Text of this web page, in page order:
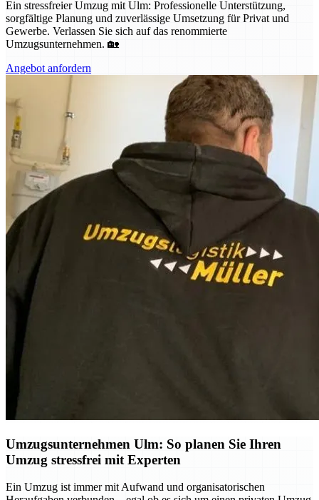
Ein stressfreier Umzug mit Ulm: Professionelle Unterstützung,
sorgfältige Planung und zuverlässige Umsetzung für Privat und
Gewerbe. Verlassen Sie sich auf das renommierte
Umzugsunternehmen. 🏡
Angebot anfordern
Umzugsunternehmen Ulm: So planen Sie Ihren
Umzug stressfrei mit Experten
Ein Umzug ist immer mit Aufwand und organisatorischen